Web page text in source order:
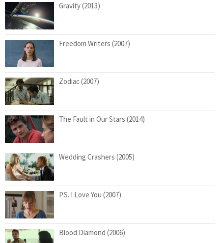
Gravity (2013)
Freedom Writers (2007)
Zodiac (2007)
The Fault in Our Stars (2014)
Wedding Crashers (2005)
P.S. I Love You (2007)
Blood Diamond (2006)